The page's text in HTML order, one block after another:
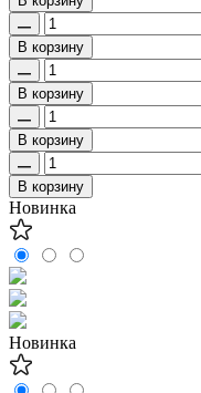
В корзину
В корзину
В корзину
В корзину
Новинка
Новинка